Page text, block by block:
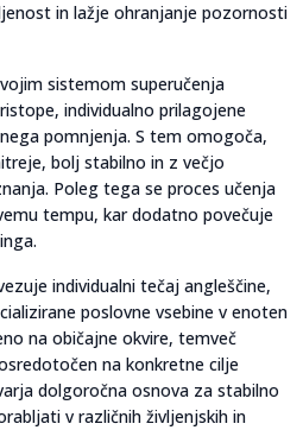
in lažje ohranjanje pozornosti
sistemom superučenja
individualno prilagojene
pomnjenja. S tem omogoča,
bolj stabilno in z večjo
Poleg tega se proces učenja
tempu, kar dodatno povečuje
individualni tečaj angleščine,
poslovne vsebine v enoten
na običajne okvire, temveč
na konkretne cilje
dolgoročna osnova za stabilno
v različnih življenjskih in